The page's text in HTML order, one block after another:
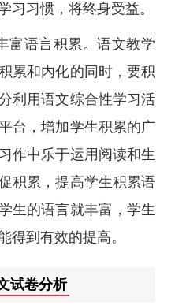
习习惯，将终身受益。
富语言积累。语文教学
累和内化的同时，要积
利用语文综合性学习活
台，增加学生积累的广
作中乐于运用阅读和生
积累，提高学生积累语
生的语言就丰富，学生
得到有效的提高。
试卷分析